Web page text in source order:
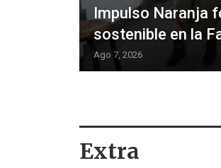
Impulso Naranja
sostenible en la
Ago 7, 2026
Extra